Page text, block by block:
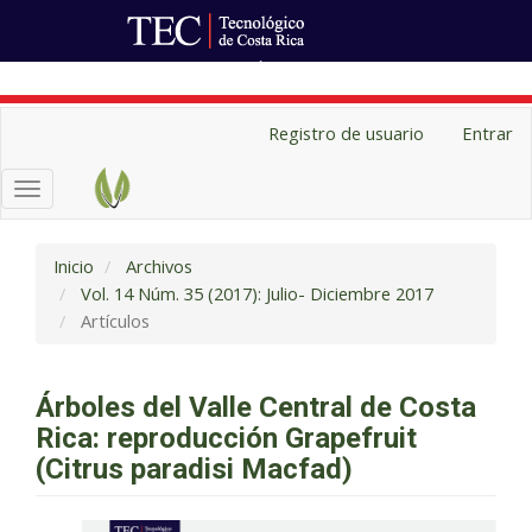
Contenido
principal
lateral
Registro de usuario Entrar
Toggle
navigation
Inicio
Archivos
Vol. 14 Núm. 35 (2017): Julio- Diciembre 2017
Artículos
Árboles del Valle Central de Costa
Rica: reproducción Grapefruit
(Citrus paradisi Macfad)